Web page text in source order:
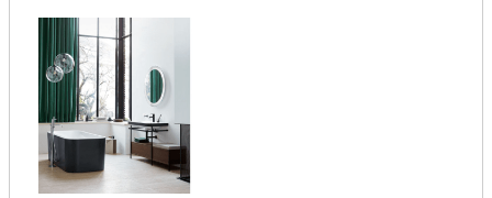
principal